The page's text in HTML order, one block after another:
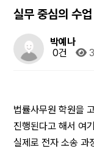
실무 중심의 수업
박예나
0건
법률사무원 학원을
진행된다고 해서 여
실제로 전자 소송 과